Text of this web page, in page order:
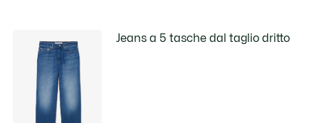
Jeans a 5 tasche dal taglio dritto